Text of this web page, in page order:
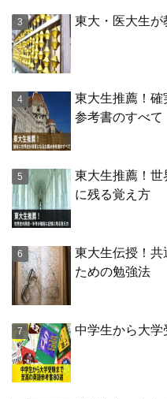
東大・医大生
東大生推薦！確
参考書のすべて
東大生推薦！
に残る覚え方
東大生伝授！共
ための勉強法
中学生から大学